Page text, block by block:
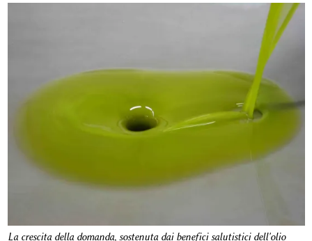
La crescita della domanda, sostenuta dai benefici salutistici dell'olio